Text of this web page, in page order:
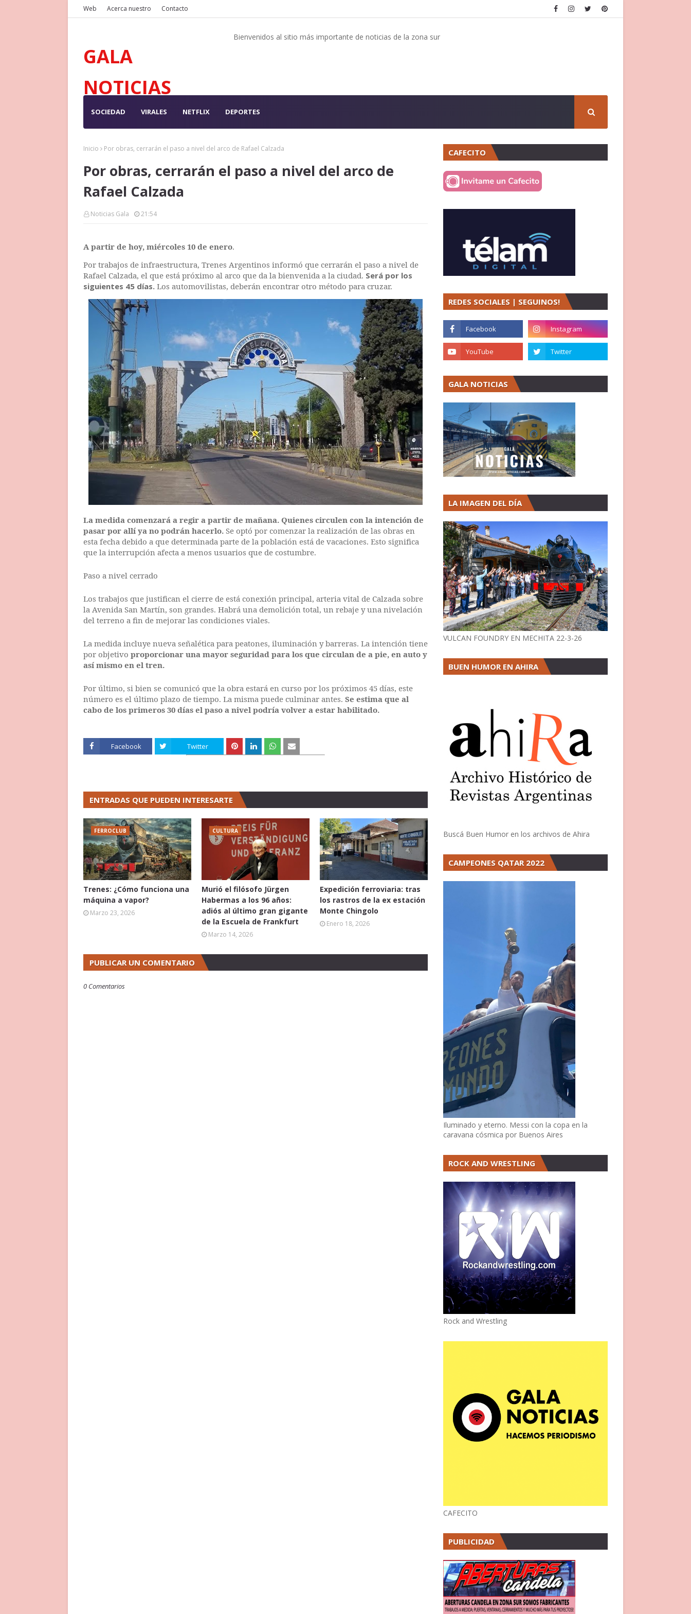
Web Acerca nuestro Contacto
GALA
NOTICIAS
Bienvenidos al sitio más importante de noticias de la zona sur
SOCIEDAD VIRALES NETFLIX DEPORTES
Inicio Por obras, cerrarán el paso a nivel del arco de Rafael Calzada
Por obras, cerrarán el paso a nivel del arco de
Rafael Calzada
Noticias Gala 21:54
A partir de hoy, miércoles 10 de enero.
Por trabajos de infraestructura, Trenes Argentinos informó que cerrarán el paso a nivel de
Rafael Calzada, el que está próximo al arco que da la bienvenida a la ciudad. Será por los
siguientes 45 días. Los automovilistas, deberán encontrar otro método para cruzar.
La medida comenzará a regir a partir de mañana. Quienes circulen con la intención de
pasar por allí ya no podrán hacerlo. Se optó por comenzar la realización de las obras en
esta fecha debido a que determinada parte de la población está de vacaciones. Esto significa
que la interrupción afecta a menos usuarios que de costumbre.
Paso a nivel cerrado
Los trabajos que justifican el cierre de está conexión principal, arteria vital de Calzada sobre
la Avenida San Martín, son grandes. Habrá una demolición total, un rebaje y una nivelación
del terreno a fin de mejorar las condiciones viales.
La medida incluye nueva señalética para peatones, iluminación y barreras. La intención tiene
por objetivo proporcionar una mayor seguridad para los que circulan de a pie, en auto y
así mismo en el tren.
Por último, si bien se comunicó que la obra estará en curso por los próximos 45 días, este
número es el último plazo de tiempo. La misma puede culminar antes. Se estima que al
cabo de los primeros 30 días el paso a nivel podría volver a estar habilitado.
Facebook Twitter
ENTRADAS QUE PUEDEN INTERESARTE
FERROCLUB
Trenes: ¿Cómo funciona una
máquina a vapor?
Marzo 23, 2026
CULTURA
Murió el filósofo Jürgen
Habermas a los 96 años:
adiós al último gran gigante
de la Escuela de Frankfurt
Marzo 14, 2026
Expedición ferroviaria: tras
los rastros de la ex estación
Monte Chingolo
Enero 18, 2026
PUBLICAR UN COMENTARIO
0 Comentarios
CAFECITO
REDES SOCIALES | SEGUINOS!
GALA NOTICIAS
LA IMAGEN DEL DÍA
VULCAN FOUNDRY EN MECHITA 22-3-26
BUEN HUMOR EN AHIRA
Buscá Buen Humor en los archivos de Ahira
CAMPEONES QATAR 2022
Iluminado y eterno. Messi con la copa en la
caravana cósmica por Buenos Aires
ROCK AND WRESTLING
Rock and Wrestling
CAFECITO
PUBLICIDAD